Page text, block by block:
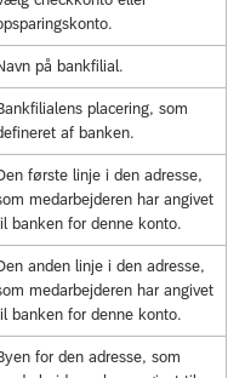
på bankfilial.
placering, som
af banken.
første linje i den adresse,
medarbejderen har angivet
banken for denne konto.
anden linje i den adresse,
medarbejderen har angivet
banken for denne konto.
for den adresse, som